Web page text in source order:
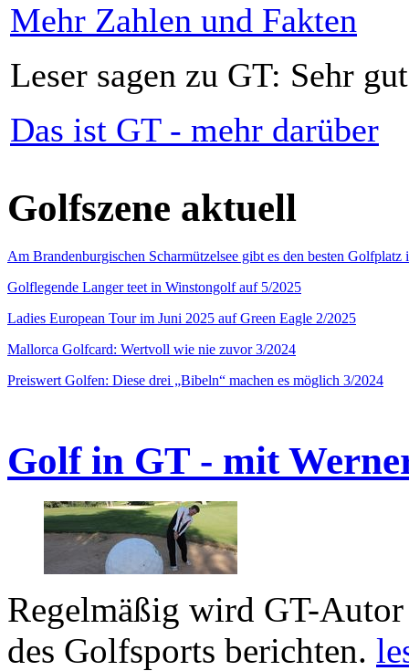
Mehr Zahlen und Fakten
Leser sagen zu GT: Sehr
Das ist GT - mehr darüber
Golfszene aktuell
Am Brandenburgischen Scharmützelsee gibt es den besten
Golflegende Langer teet in Winstongolf auf 5/2025
Ladies European Tour im Juni 2025 auf Green Eagle 2/2025
Mallorca Golfcard: Wertvoll wie nie zuvor 3/2024
Preiswert Golfen: Diese drei „Bibeln“ machen es möglich 3/2024
Golf in GT - mit
Regelmäßig wird GT-
des Golfsports berichten.